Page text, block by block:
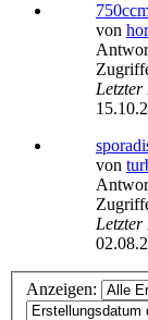
von
von
Anzeigen: